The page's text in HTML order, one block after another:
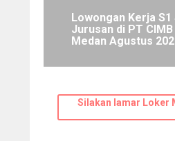
Lowongan Kerja S1
Jurusan di PT
Medan Agustus
Silakan lamar Loker